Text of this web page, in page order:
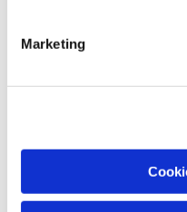
Marketing
Tempelhof-Buckow
Geistlicher Raum